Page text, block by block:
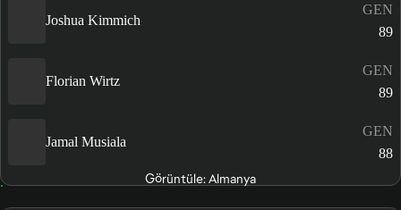
Joshua Kimmich
GEN
89
Florian Wirtz
GEN
89
Jamal Musiala
GEN
88
Görüntüle: Almanya